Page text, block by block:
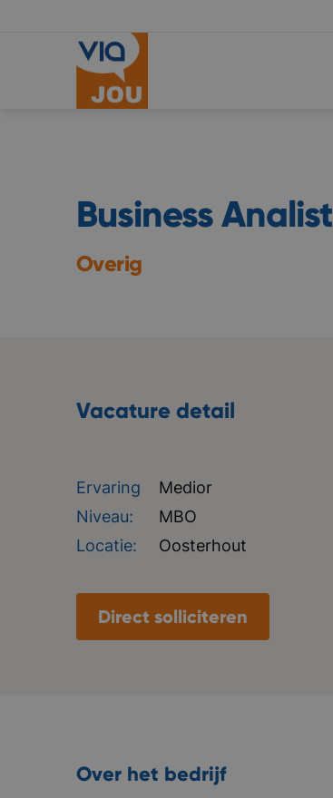
Business Analist
Overig
Vacature detail
Ervaring
Medior
Niveau:
MBO
Locatie:
Oosterhout
Direct solliciteren
Over het bedrijf